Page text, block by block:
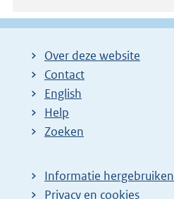
Over deze website
Contact
English
Help
Zoeken
Informatie hergebruiken
Privacy en cookies